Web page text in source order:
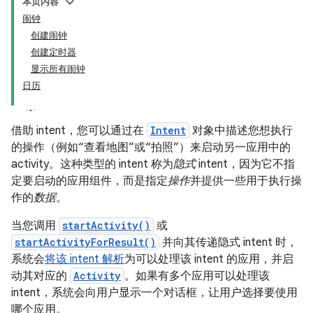
闹钟
创建闹钟
创建定时器
显示所有闹钟
日历
借助 intent，您可以通过在 Intent 对象中描述您想执行
的操作（例如“查看地图”或“拍照”）来启动另一应用中的
activity。这种类型的 intent 称为隐式intent，因为它不指
定要启动的应用组件，而是指定操作并提供一些用于执行操
作的数据。
当您调用 startActivity() 或
startActivityForResult() 并向其传递隐式 intent 时，
系统会将该 intent 解析为可以处理该 intent 的应用，并启
动其对应的 Activity 。如果有多个应用可以处理该
intent，系统会向用户显示一个对话框，让用户选择要使用
哪个应用。